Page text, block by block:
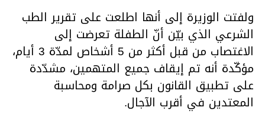
ولفتت الوزيرة إلى أنها اطلعت على تقرير الطب
الشرعي الذي بيّن أنّ الطفلة تعرضت إلى
الاغتصاب من قبل أكثر من 5 أشخاص لمدّة 3 أيام،
مؤكّدة أنه تم إيقاف جميع المتهمين، مشدّدة
على تطبيق القانون بكل صرامة ومحاسبة
المعتدين في أقرب الآجال.